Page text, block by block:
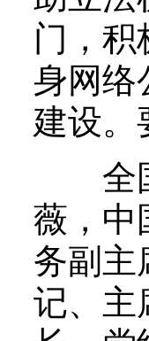
门，积
身网络
建设。
全国
薇，中
务副主
记、主